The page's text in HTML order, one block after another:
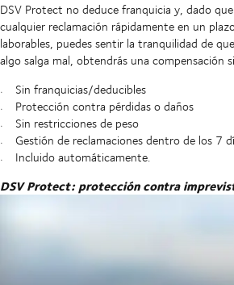
DSV Protect no deduce franquicia y, dado
cualquier reclamación rápidamente en un
laborables, puedes sentir la tranquilidad de
algo salga mal, obtendrás una compensación
Sin franquicias/deducibles
Protección contra pérdidas o daños
Sin restricciones de peso
Gestión de reclamaciones dentro de los 7
Incluido automáticamente.
DSV Protect: protección contra